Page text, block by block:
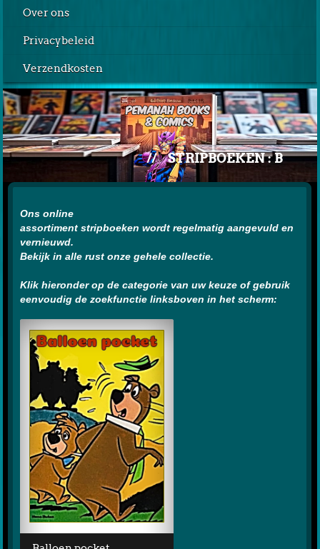
Over ons
Privacybeleid
Verzendkosten
// STRIPBOEKEN : B
Ons online
assortiment stripboeken wordt regelmatig aangevuld en
vernieuwd.
Bekijk in alle rust onze gehele collectie.
Klik hieronder op de categorie van uw keuze of gebruik
eenvoudig de zoekfunctie linksboven in het scherm: